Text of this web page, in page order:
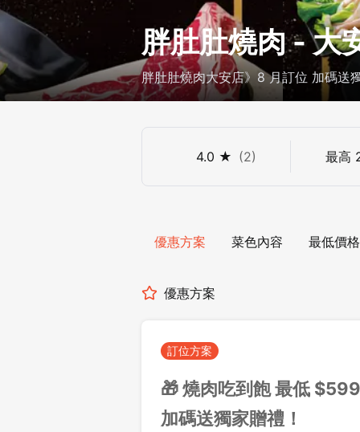
胖肚肚燒肉 - 大
胖肚肚燒肉大安店》8 月訂位 加碼送
餐評論
4.0 ★ (2) 最高
優惠方案 菜色內容 最低價格
優惠方案
訂位方案
🎁 燒肉吃到飽 最低
加碼送獨家贈禮！